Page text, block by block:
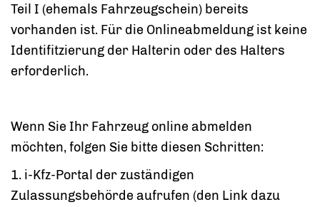
Teil I (ehemals Fahrzeugschein) bereits
vorhanden ist. Für die Onlineabmeldung ist keine
Identifitzierung der Halterin oder des Halters
erforderlich.
Wenn Sie Ihr Fahrzeug online abmelden
möchten, folgen Sie bitte diesen Schritten:
1. i-Kfz-Portal der zuständigen
Zulassungsbehörde aufrufen (den Link dazu